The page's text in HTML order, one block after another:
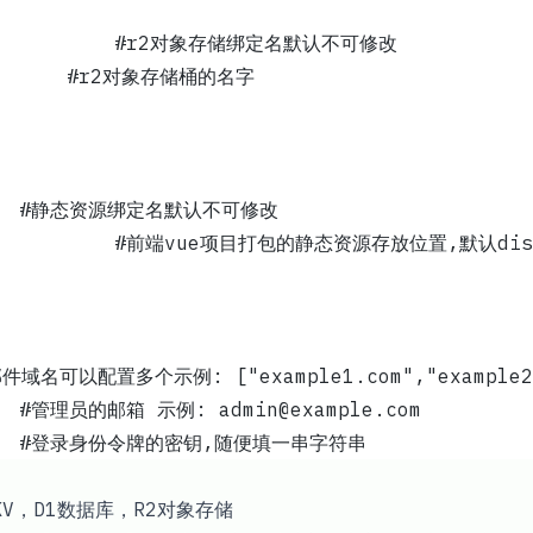
#r2对象存储绑定名默认不可修改
= ""	        #r2对象存储桶的名字
binding = "assets"		#静态资源绑定名默认不可修改
directory = "./dist"	        #前端vue项目打包的静态资源存放位置,默认
= []			#邮件域名可以配置多个示例:
#管理员的邮箱 示例: admin@example.com
jwt_secret = ""			#登录身份令牌的密钥,随便填一串字符串
D1数据库，R2对象存储